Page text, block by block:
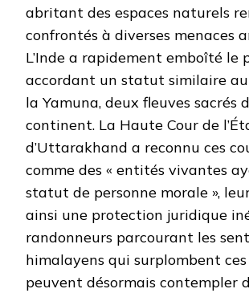
abritant des espaces naturels
confrontés à diverses menaces
L’Inde a rapidement emboîté le
accordant un statut similaire
la Yamuna, deux fleuves sacrés
continent. La Haute Cour de
d’Uttarakhand a reconnu ces
comme des « entités vivantes
statut de personne morale »,
ainsi une protection juridique
randonneurs parcourant les
himalayens qui surplombent
peuvent désormais contempler